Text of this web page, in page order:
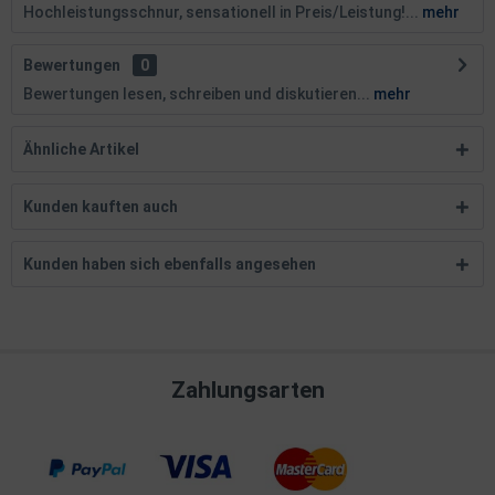
Hochleistungsschnur, sensationell in Preis/Leistung!... mehr
Bewertungen
0
Bewertungen lesen, schreiben und diskutieren...
mehr
Ähnliche Artikel
Kunden kauften auch
Kunden haben sich ebenfalls angesehen
Zahlungsarten